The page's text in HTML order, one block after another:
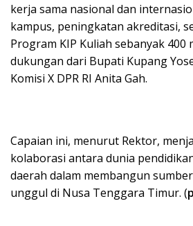
kerja sama nasional dan
kampus, peningkatan akreditasi,
Program KIP Kuliah sebanyak 400
dukungan dari Bupati Kupang
Komisi X DPR RI Anita Gah.
Capaian ini, menurut Rektor,
kolaborasi antara dunia
daerah dalam membangun
unggul di Nusa Tenggara Timur. (